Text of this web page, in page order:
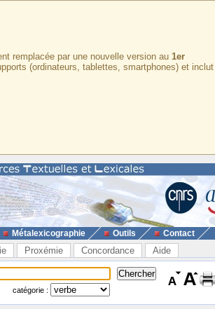
remplacée par une nouvelle version au 1er
(ordinateurs, tablettes, smartphones) et inclut
Métalexicographie Outils Contact
Proxémie Concordance Aide
catégorie :